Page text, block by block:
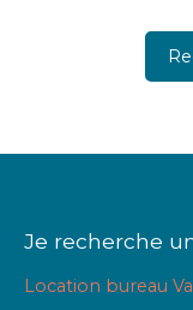
Je recherche
Location bureau